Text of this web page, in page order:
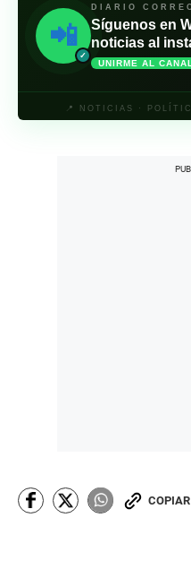
📲
✓
DIARIO
Síguenos en
noticias al
UNIRME AL
📍 NOTICIAS ·